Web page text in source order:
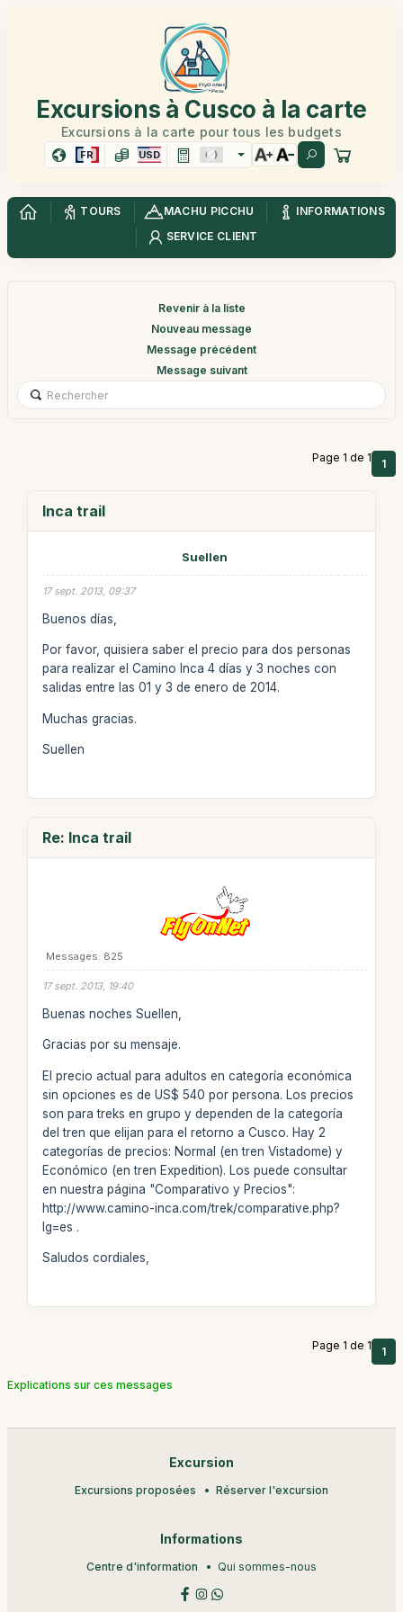
Excursions à Cusco à la carte
Excursions à la carte pour tous les budgets
FR USD
TOURS MACHU PICCHU
INFORMATIONS
SERVICE CLIENT
Revenir à la liste
Nouveau message
Message précédent
Message suivant
Page 1 de 1 1
Inca trail
Suellen
17 sept. 2013, 09:37
Buenos días,
Por favor, quisiera saber el precio para dos personas
para realizar el Camino Inca 4 días y 3 noches con
salidas entre las 01 y 3 de enero de 2014.
Muchas gracias.
Suellen
Re: Inca trail
Messages: 825
17 sept. 2013, 19:40
Buenas noches Suellen,
Gracias por su mensaje.
El precio actual para adultos en categoría económica
sin opciones es de US$ 540 por persona. Los precios
son para treks en grupo y dependen de la categoría
del tren que elijan para el retorno a Cusco. Hay 2
categorías de precios: Normal (en tren Vistadome) y
Económico (en tren Expedition). Los puede consultar
en nuestra página "Comparativo y Precios":
http://www.camino-inca.com/trek/comparative.php?
lg=es .
Saludos cordiales,
Page 1 de 1 1
Explications sur ces messages
Excursion
Excursions proposées Réserver l'excursion
Informations
Centre d'information Qui sommes-nous